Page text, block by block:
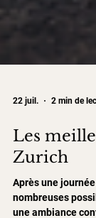
22 juil. 2 min de
Les
Zurich
Après une